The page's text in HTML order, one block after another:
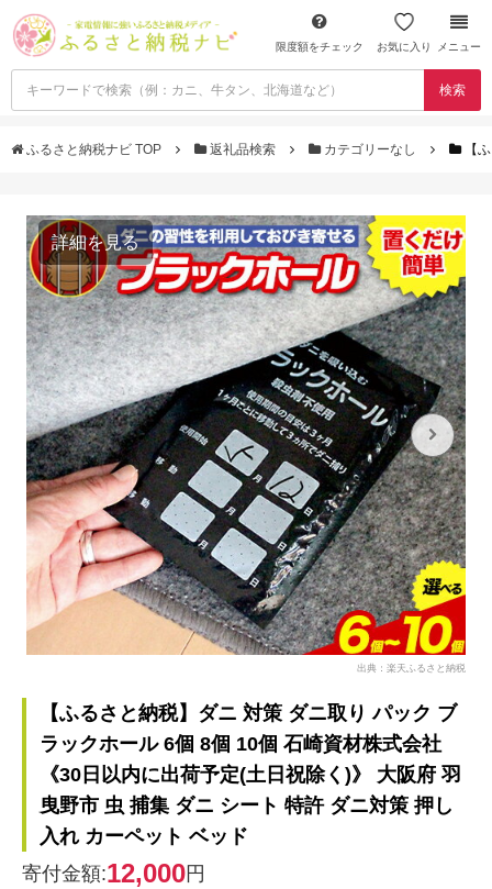
限度額をチェック お気に入り メニュー
検索
ふるさと納税ナビ TOP 返礼品検索 カテゴリーなし 【
詳細を見る
出典：楽天ふるさと納税
【ふるさと納税】ダニ 対策 ダニ取り パック ブ
ラックホール 6個 8個 10個 石崎資材株式会社
《30日以内に出荷予定(土日祝除く)》 大阪府 羽
曳野市 虫 捕集 ダニ シート 特許 ダニ対策 押し
入れ カーペット ベッド
寄付金額:12,000円